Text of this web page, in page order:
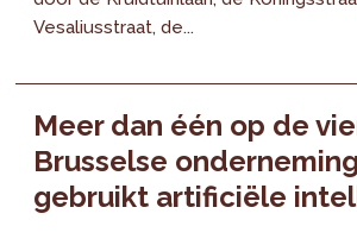
Vesaliusstraat, de...
Meer dan één op de
Brusselse
gebruikt artificiële